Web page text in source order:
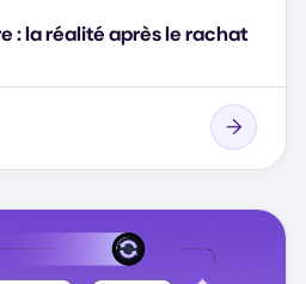
: la réalité après le rachat